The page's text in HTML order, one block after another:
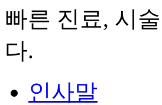
빠른 진료, 시
다.
인사말